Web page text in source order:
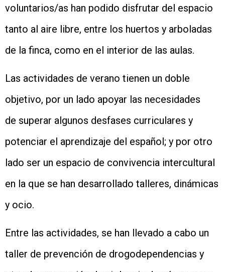
voluntarios/as han podido disfrutar del espacio
tanto al aire libre, entre los huertos y arboladas
de la finca, como en el interior de las aulas.
Las actividades de verano tienen un doble
objetivo, por un lado apoyar las necesidades
de superar algunos desfases curriculares y
potenciar el aprendizaje del español; y por otro
lado ser un espacio de convivencia intercultural
en la que se han desarrollado talleres, dinámicas
y ocio.
Entre las actividades, se han llevado a cabo un
taller de prevención de drogodependencias y